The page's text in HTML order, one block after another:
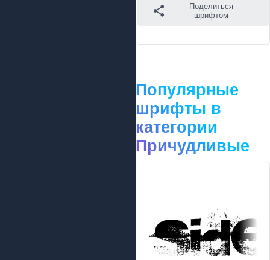
Поделиться
шрифтом
Популярные
шрифты в
категории
Причудливые